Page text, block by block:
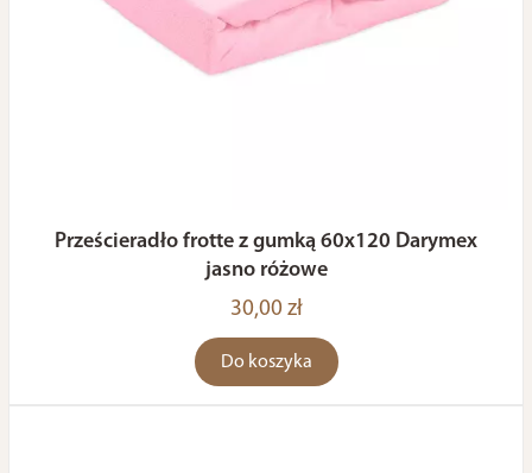
Prześcieradło frotte z gumką 60x120 Darymex
jasno różowe
30,00 zł
Do koszyka